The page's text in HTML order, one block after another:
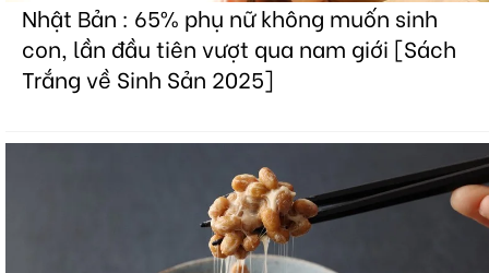
Nhật Bản : 65% phụ nữ không muốn sinh
con, lần đầu tiên vượt qua nam giới [Sách
Trắng về Sinh Sản 2025]